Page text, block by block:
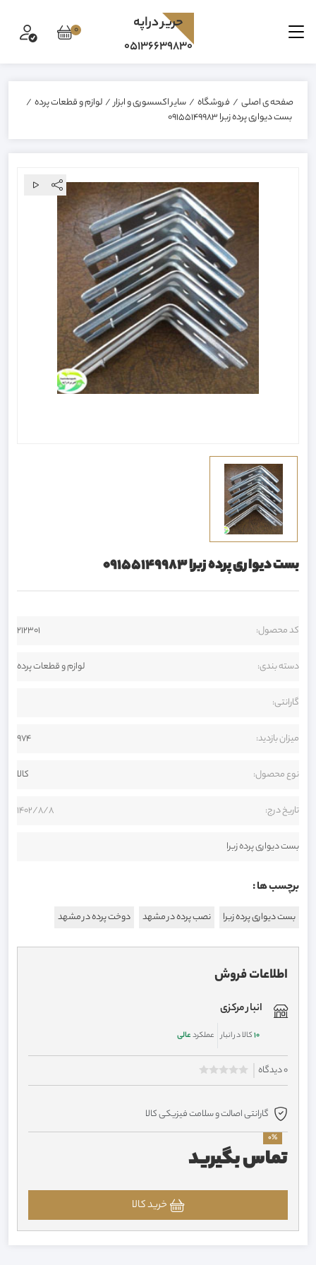
0 حرير دراپه
05136639830
صفحه ی اصلی / فروشگاه / سایر اکسسوری و ابزار/ لوازم و قطعات پرده /
بست دیواری پرده زبرا 09155149983
بست دیواری پرده زبرا 09155149983
کد محصول: 212301
دسته بندی: لوازم و قطعات پرده
گارانتی:
میزان بازدید: 974
نوع محصول: کالا
تاریخ درج: 1402/8/8
بست دیواری پرده زبرا
برچسب ها :
بست دیواری پرده زبرا نصب پرده در مشهد دوخت پرده در مشهد
اطلاعات فروش
انبار مرکزی
10کالا در انبار عملکردعالی
0 دیدگاه
گارانتی اصالت و سلامت فیزیکی کالا
0%
تماس بگیرید
خرید کالا